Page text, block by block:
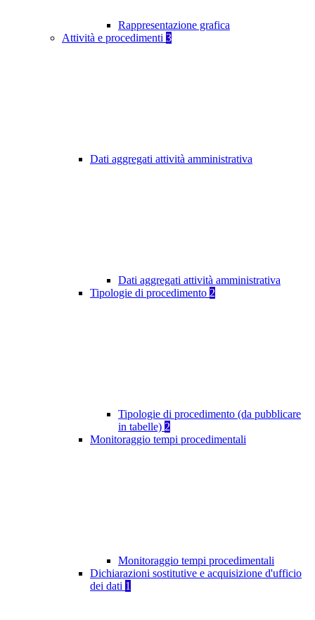
Rappresentazione grafica
Attività e procedimenti 3
Dati aggregati attività amministrativa
Dati aggregati attività amministrativa
Tipologie di procedimento 2
Tipologie di procedimento (da pubblicare
in tabelle) 2
Monitoraggio tempi procedimentali
Monitoraggio tempi procedimentali
Dichiarazioni sostitutive e acquisizione d'ufficio
dei dati 1